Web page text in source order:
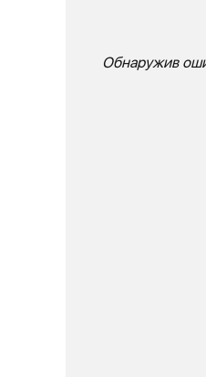
Обнаружив